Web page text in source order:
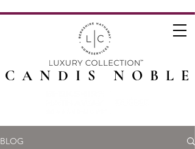
CANDIS NOBLE
BLOG